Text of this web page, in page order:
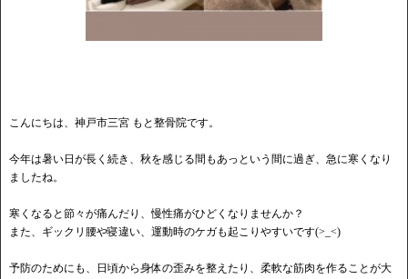
こんにちは、神戸市三宮 もと整骨院です。
今年は暑い日が長く続き、秋を感じる間もあっという間に過ぎ、急に寒くなり
ましたね。
寒くなると節々が痛んだり、慢性痛がひどくなりませんか？
また、ギックリ腰や寝違い、運動時のケガも起こりやすいです(>_<)
予防のためにも、日頃から身体の歪みを整えたり、柔軟な筋肉を作ることが大